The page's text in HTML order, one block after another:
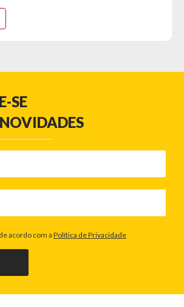
SE
NOVIDADES
acordo com a Política de Privacidade